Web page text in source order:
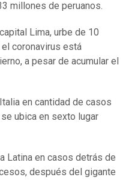
millones de peruanos.
Lima, urbe de 10
coronavirus está
a pesar de acumular el
en cantidad de casos
ubica en sexto lugar
Latina en casos detrás de
después del gigante